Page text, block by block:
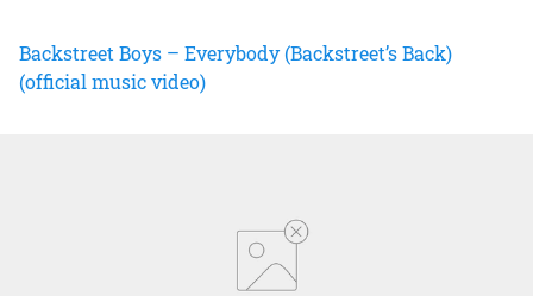
Backstreet Boys – Everybody (Backstreet’s Back)
(official music video)